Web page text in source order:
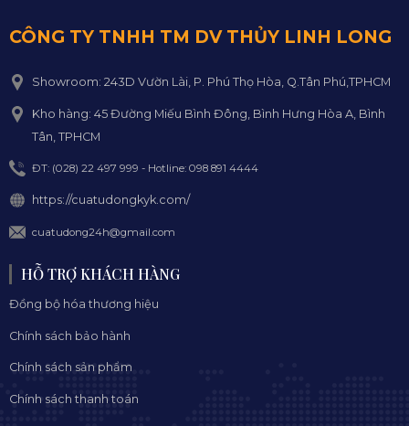
CÔNG TY TNHH TM DV THỦY LINH LONG
Showroom: 243D Vườn Lài, P. Phú Thọ Hòa, Q.Tân Phú,TPHCM
Kho hàng: 45 Đường Miếu Bình Đông, Bình Hưng Hòa A, Bình
Tân, TPHCM
ĐT: (028) 22 497 999 - Hotline: 098 891 4444
https://cuatudongkyk.com/
cuatudong24h@gmail.com
HỖ TRỢ KHÁCH HÀNG
Đồng bộ hóa thương hiệu
Chính sách bảo hành
Chính sách sản phẩm
Chính sách thanh toán